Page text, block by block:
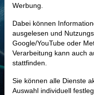
- - -
-
Marktkapitalisierung
Unternehmenswert
Umsatz
Werbung.
Dabei können
ausgelesen und
Google/YouTube oder
Verarbeitung kann auch
stattfinden.
Sie können alle Dienste
Auswahl individuell